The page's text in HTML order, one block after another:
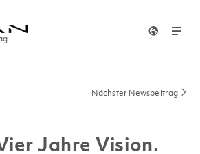
Nächster Newsbeitrag
Jahre Vision.